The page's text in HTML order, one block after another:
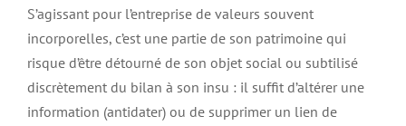
S’agissant pour l’entreprise de valeurs souvent
incorporelles, c’est une partie de son patrimoine qui
risque d’être détourné de son objet social ou subtilisé
discrètement du bilan à son insu : il suffit d’altérer une
information (antidater) ou de supprimer un lien de